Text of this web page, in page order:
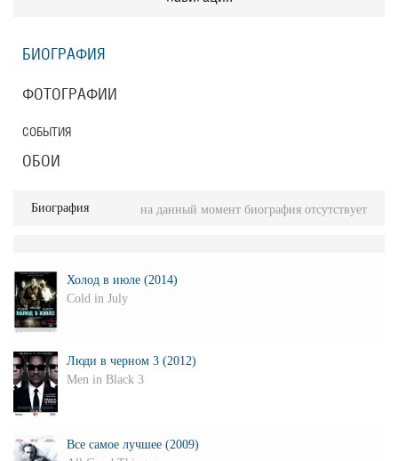
БИОГРАФИЯ
ФОТОГРАФИИ
СОБЫТИЯ
ОБОИ
Биография на данный момент биография отсутствует
Холод в июле (2014)
Cold in July
Люди в черном 3 (2012)
Men in Black 3
Все самое лучшее (2009)